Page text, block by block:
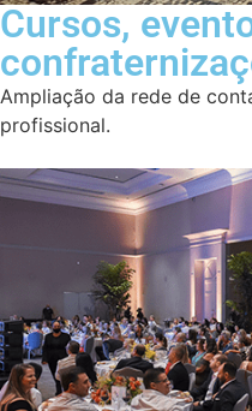
Cursos,
Ampliação da rede de
profissional.